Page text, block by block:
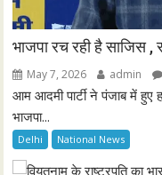
भाजपा रच रही है साजिस ,
May 7, 2026 admin
आम आदमी पार्टी ने पंजाब में हुए
भाजपा...
Delhi National News